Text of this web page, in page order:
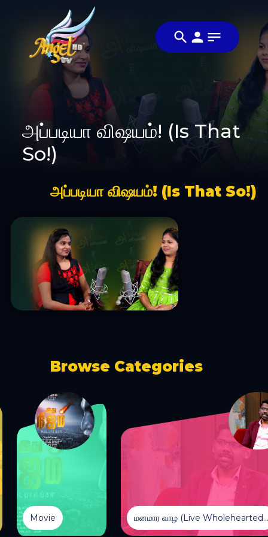
அப்படியா விஷயம்! (Is That
So!)
அப்படியா விஷயம்! (Is That So!)
Browse Categories
Movie மனமார வாழ (Live Wholeheartedly)